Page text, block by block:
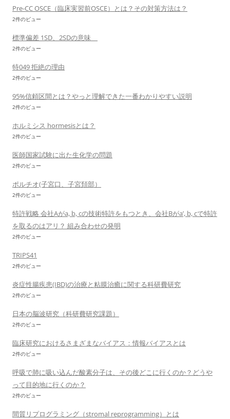
Pre-CC OSCE（臨床実習前OSCE）とは？その対策方法は？
2件のビュー
標準偏差 1SD、2SDの意味
2件のビュー
特049 拒絶の理由
2件のビュー
95%信頼区間とは？やっと理解できた一番わかりやすい説明
2件のビュー
ホルミシス hormesisとは？
2件のビュー
医師国家試験に出た生化学の問題
2件のビュー
ポルチオ(子宮口、子宮頚部）
2件のビュー
特許戦略 会社Aがa, b, cの技術特許をもつとき、会社Bがa’, b, cで特許
を取るのはアリ？ 組み合わせの発明
2件のビュー
TRIPS41
2件のビュー
炎症性腸疾患(IBD)の治療と粘膜治癒に関する科研費研究
2件のビュー
日本の脳波研究（科研費研究課題）
2件のビュー
臨床研究におけるさまざまなバイアス：情報バイアスとは
2件のビュー
呼吸で肺に吸い込んだ酸素分子は、その後どこに行くのか？どうや
って目的地に行くのか？
2件のビュー
間質リプログラミング（stromal reprogramming）とは